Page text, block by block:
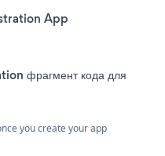
App
фрагмент кода для
you create your app